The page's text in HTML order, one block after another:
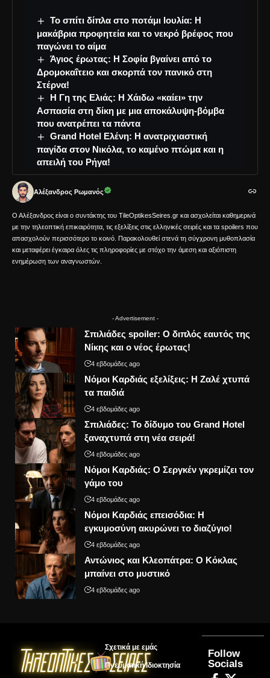
Το σπίτι δίπλα στο ποτάμι Ιουλία: Η
μακάβρια προφητεία και το νεκρό βρέφος που
παγώνει το αίμα
Άγιος έρωτας: Η Σοφία βγαίνει από το
Δρομοκαΐτειο και σκορπά τον πανικό στη
Στέρνα!
Η Γη της Ελιάς: Η Χάιδω «καίει» την
Ασπασία στη δίκη με μια αποκάλυψη-βόμβα
που ανατρέπει τα πάντα
Grand Hotel Ελένη: Η ανατριχιαστική
παγίδα στον Νικόλα, το καμένο πτώμα και η
απειλή του Ρήγα!
Αλέξανδρος Ρωμανός
Ο Αλέξανδρος είναι ο συντάκτης του TileOptikesSeires.gr και ασχολείται καθημερινά
με την τηλεοπτική επικαιρότητα, τις εξελίξεις στις ελληνικές σειρές και τα spoilers που
απασχολούν περισσότερο το κοινό. Παρακολουθεί στενά τη σύγχρονη μυθοπλασία
και μεταφέρει έγκαιρα όλες τις πληροφορίες με στόχο την άμεση και αξιόπιστη
ενημέρωση των αναγνωστών.
- Advertisement -
Σπιλιάδες spoiler: Ο διπλός εαυτός της
Νίκης και ο νέος έρωτας!
4 εβδομάδες ago
Νόμοι Καρδιάς εξελίξεις: Η Ζαλέ χτυπά
τα παιδιά
4 εβδομάδες ago
Σπιλιάδες: Το δίδυμο του Grand Hotel
ξαναχτυπά στη νέα σειρά!
4 εβδομάδες ago
Νόμοι Καρδιάς: Ο Σεργκέν γκρεμίζει τον
γάμο του
4 εβδομάδες ago
Νόμοι Καρδιάς επεισόδια: Η
εγκυμοσύνη ακυρώνει το διαζύγιο!
4 εβδομάδες ago
Αντώνιος και Κλεοπάτρα: Ο Κόκλας
μπαίνει στο μυστικό
4 εβδομάδες ago
Σχετικά με εμάς
Πνευματική Ιδιοκτησία
Follow
Socials